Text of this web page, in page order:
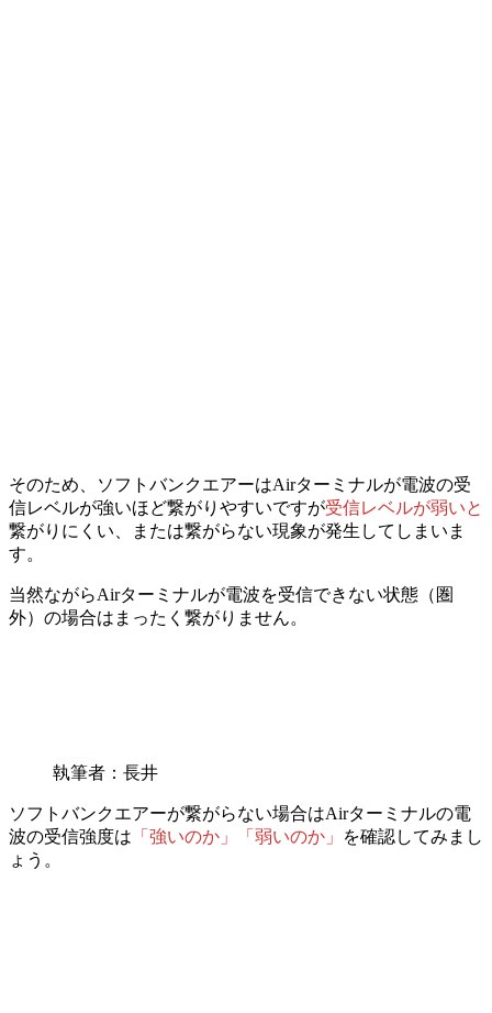
そのため、ソフトバンクエアーはAirターミナルが電波の受
信レベルが強いほど繋がりやすいですが受信レベルが弱いと
繋がりにくい、または繋がらない現象が発生してしまいま
す。
当然ながらAirターミナルが電波を受信できない状態（圏
外）の場合はまったく繋がりません。
執筆者：長井
ソフトバンクエアーが繋がらない場合はAirターミナルの電
波の受信強度は 「強いのか」「弱いのか」
を確認してみまし
ょう。